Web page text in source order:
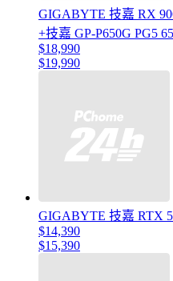
GIGABYTE 技嘉 RX
+技嘉 GP-P650G PG5
$18,990
$19,990
GIGABYTE 技嘉 RTX
$14,390
$15,390